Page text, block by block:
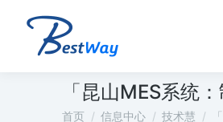
「昆山MES系统
您在这里：
首页 信息中心 技术慧